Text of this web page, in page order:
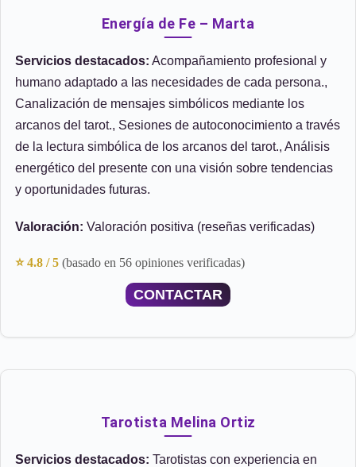
Energía de Fe – Marta
Servicios destacados: Acompañamiento profesional y
humano adaptado a las necesidades de cada persona.,
Canalización de mensajes simbólicos mediante los
arcanos del tarot., Sesiones de autoconocimiento a través
de la lectura simbólica de los arcanos del tarot., Análisis
energético del presente con una visión sobre tendencias
y oportunidades futuras.
Valoración: Valoración positiva (reseñas verificadas)
⭐ 4.8 / 5 (basado en 56 opiniones verificadas)
CONTACTAR
Tarotista Melina Ortiz
Servicios destacados: Tarotistas con experiencia en